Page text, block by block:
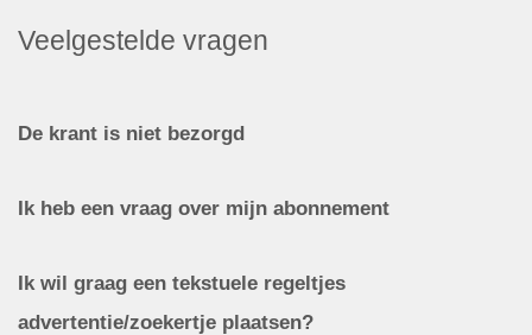
Veelgestelde vragen
De krant is niet bezorgd
Ik heb een vraag over mijn abonnement
Ik wil graag een tekstuele regeltjes
advertentie/zoekertje plaatsen?